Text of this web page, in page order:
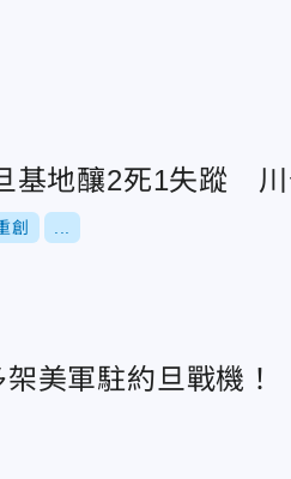
基地釀2死1失蹤
創
美軍駐約旦戰機！